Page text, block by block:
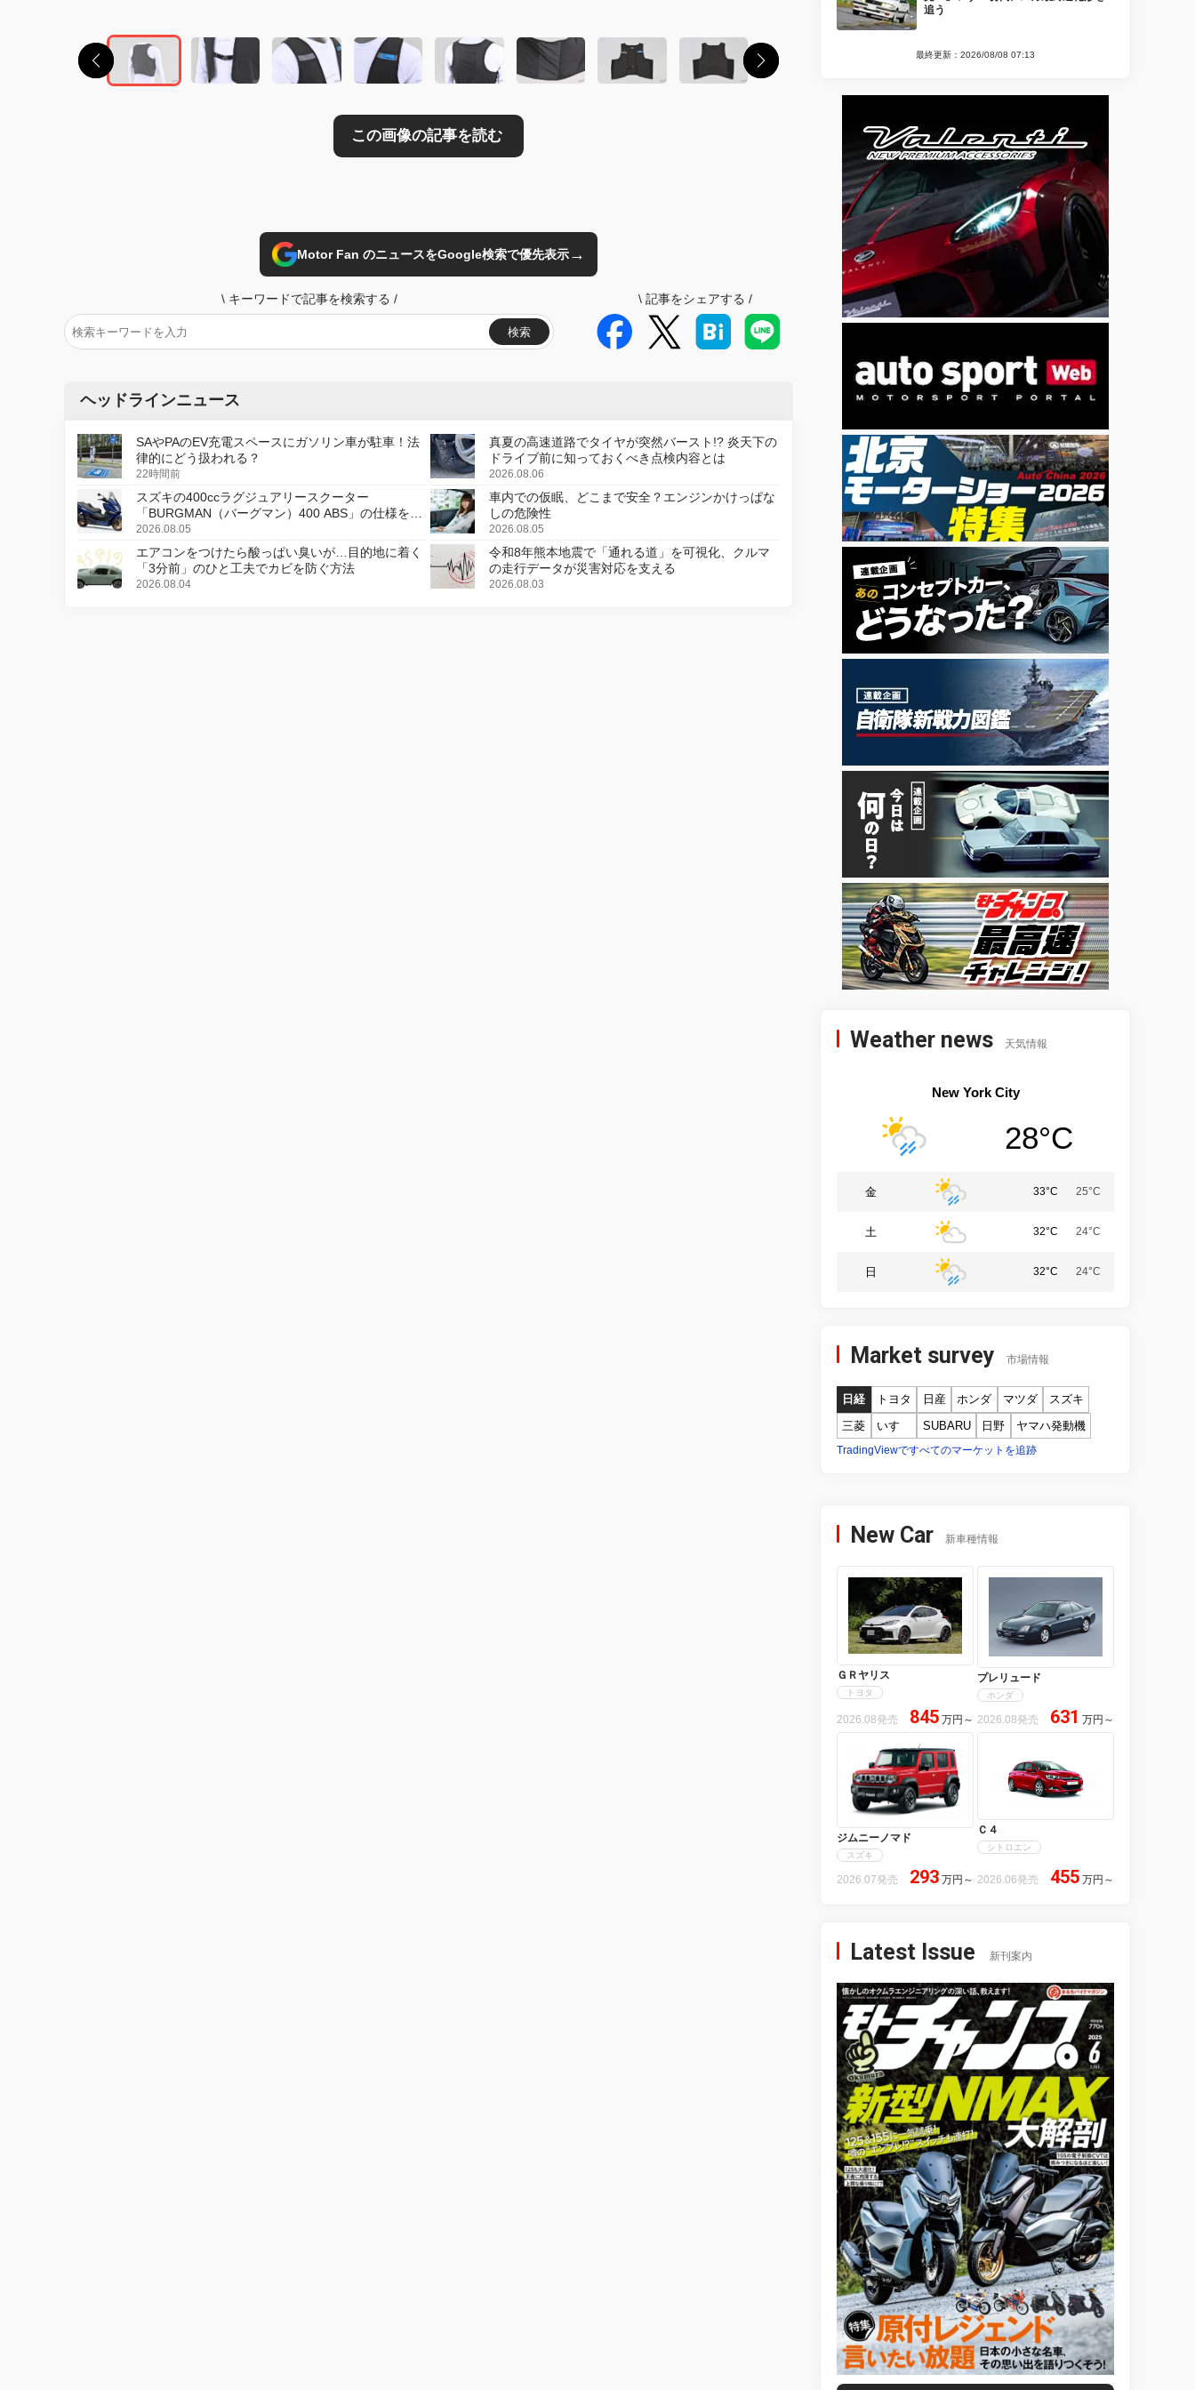
Motor Fan のニュースをGoogle検索で優先表示→
\ キーワードで記事を検索する /
検索
\ 記事をシェアする /
ヘッドラインニュース
SAやPAのEV充電スペースにガソリン車が駐車！法
律的にどう扱われる？
22時間前
真夏の高速道路でタイヤが突然バースト!? 炎天下の
ドライブ前に知っておくべき点検内容とは
2026.08.06
スズキの400ccラグジュアリースクーター
「BURGMAN（バーグマン）400 ABS」の仕様を変
更し、8月18日に発売
2026.08.05
車内での仮眠、どこまで安全？エンジンかけっぱな
しの危険性
2026.08.05
エアコンをつけたら酸っぱい臭いが…目的地に着く
「3分前」のひと工夫でカビを防ぐ方法
2026.08.04
令和8年熊本地震で「通れる道」を可視化、クルマ
の走行データが災害対応を支える
2026.08.03
追う
最終更新：2026/08/08 07:13
Weather news 天気情報
New York City
28°C
金 33°C 25°C
土 32°C 24°C
日 32°C 24°C
Market survey 市場情報
日経 トヨタ 日産 ホンダ マツダ
スズキ
三菱
いすゞ SUBARU 日野 ヤマハ発動機
TradingViewですべてのマーケットを追跡
New Car 新車種情報
ＧＲヤリス
トヨタ
2026.08発売 845 万円 ～
プレリュード
ホンダ
2026.08発売 631 万円 ～
ジムニーノマド
スズキ
2026.07発売 293 万円 ～
Ｃ４
シトロエン
2026.06発売 455 万円 ～
Latest Issue 新刊案内